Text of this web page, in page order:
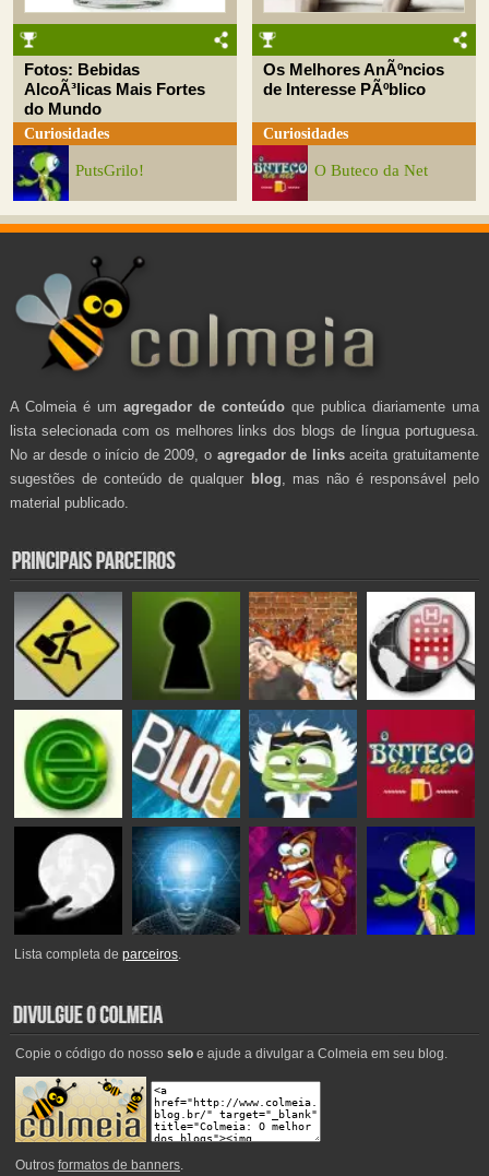
Fotos: Bebidas
AlcoÃ³licas Mais Fortes
do Mundo
Curiosidades
PutsGrilo!
Os Melhores AnÃºncios
de Interesse PÃºblico
Curiosidades
O Buteco da Net
A Colmeia é um agregador de conteúdo que publica diariamente uma
lista selecionada com os melhores links dos blogs de língua portuguesa.
No ar desde o início de 2009, o agregador de linksaceita gratuitamente
sugestões de conteúdo de qualquer blog , mas não é responsável pelo
material publicado.
Lista completa deparceiros.
Copie o código do nosso seloe ajude a divulgar a Colmeia em seu blog.
Outros formatos de banners.